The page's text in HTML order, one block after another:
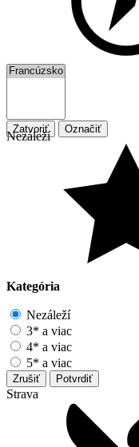
Zatvoriť Označiť
Nezáleží
Kategória
Nezáleží
3* a viac
4* a viac
5* a viac
Zrušiť Potvrdiť
Strava